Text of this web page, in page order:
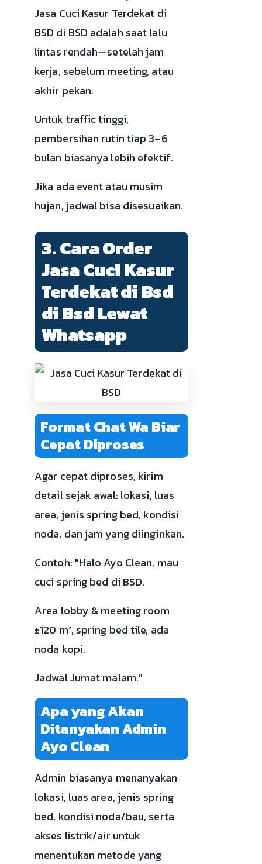
Jasa Cuci Kasur Terdekat di
BSD di BSD adalah saat lalu
lintas rendah—setelah jam
kerja, sebelum meeting, atau
akhir pekan.
Untuk traffic tinggi,
pembersihan rutin tiap 3–6
bulan biasanya lebih efektif.
Jika ada event atau musim
hujan, jadwal bisa disesuaikan.
3. Cara Order
Jasa Cuci Kasur
Terdekat di Bsd
di Bsd Lewat
Whatsapp
Format Chat Wa Biar
Cepat Diproses
Agar cepat diproses, kirim
detail sejak awal: lokasi, luas
area, jenis spring bed, kondisi
noda, dan jam yang diinginkan.
Contoh: "Halo Ayo Clean, mau
cuci spring bed di BSD.
Area lobby & meeting room
±120 m², spring bed tile, ada
noda kopi.
Jadwal Jumat malam."
Apa yang Akan
Ditanyakan Admin
Ayo Clean
Admin biasanya menanyakan
lokasi, luas area, jenis spring
bed, kondisi noda/bau, serta
akses listrik/air untuk
menentukan metode yang